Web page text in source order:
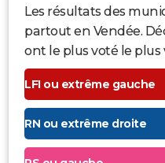
Les résultats des
partout en Vendée.
ont le plus voté le plus
LFI ou extrême gauche
RN ou extrême droite